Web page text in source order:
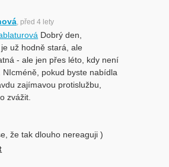
, před 4 lety
Dobrý den,
už hodně stará, ale
- ale jen přes léto, kdy není
NIcméně, pokud byste nabídla
zajímavou protislužbu,
zvážit.
že tak dlouho nereaguji )